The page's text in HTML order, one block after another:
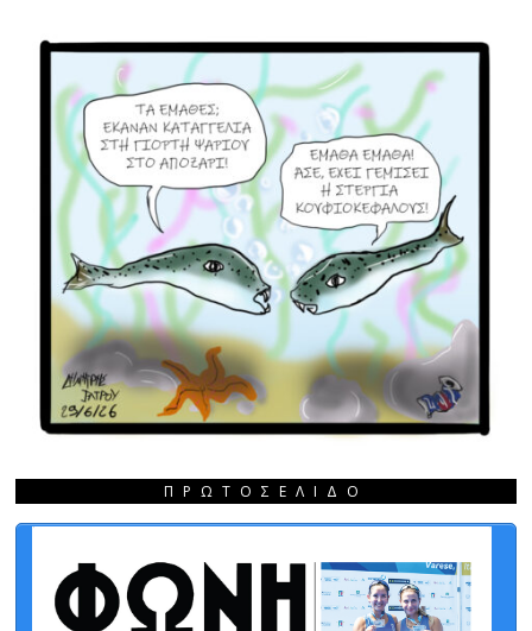
ΠΡΩΤΟΣΈΛΙΔΟ